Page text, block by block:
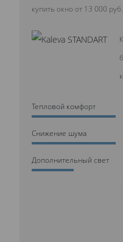
купить окно от 13 000 руб.
Тепловой комфорт
Cнижение шума
Дополнительный свет